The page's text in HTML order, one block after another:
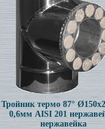
Тройник термо 87°
0,6мм AISI 201
нержавейка